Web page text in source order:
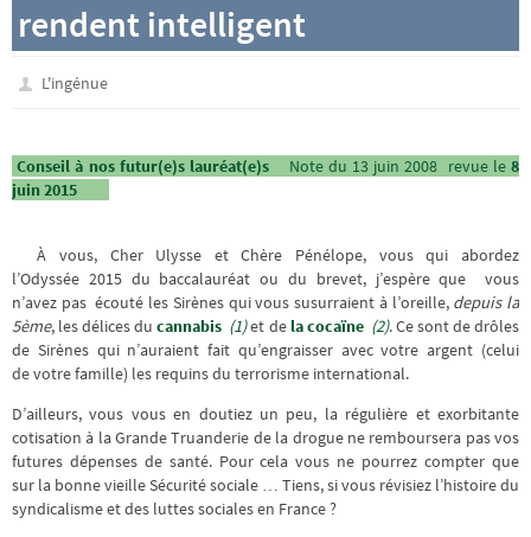
rendent intelligent
L'ingénue
Conseil à nos futur(e)s lauréat(e)s Note du 13 juin 2008 revue le8
juin 2015
À vous, Cher Ulysse et Chère Pénélope, vous qui abordez
l’Odyssée 2015 du baccalauréat ou du brevet, j’espère que vous
n’avez pas écouté les Sirènes qui vous susurraient à l’oreille, depuis la
5ème, les délices ducannabis (1)et de la cocaïne (2). Ce sont de drôles
de Sirènes qui n’auraient fait qu’engraisser avec votre argent (celui
de votre famille) les requins du terrorisme international.
D’ailleurs, vous vous en doutiez un peu, la régulière et exorbitante
cotisation à la Grande Truanderie de la drogue ne remboursera pas vos
futures dépenses de santé. Pour cela vous ne pourrez compter que
sur la bonne vieille Sécurité sociale … Tiens, si vous révisiez l’histoire du
syndicalisme et des luttes sociales en France ?